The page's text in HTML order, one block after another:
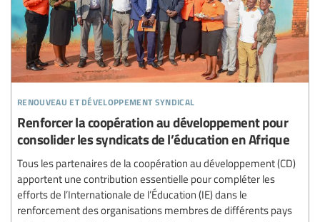
renouveau et développement syndical
Renforcer la coopération au développement pour
consolider les syndicats de l’éducation en Afrique
Tous les partenaires de la coopération au développement (CD)
apportent une contribution essentielle pour compléter les
efforts de l’Internationale de l’Éducation (IE) dans le
renforcement des organisations membres de différents pays